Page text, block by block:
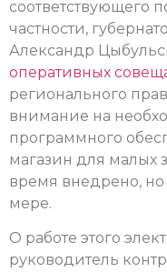
соответствующего
частности,
Александр
оперативных
регионального
внимание на
программного
магазин для малых
время внедрено,
мере.
О работе этого
руководитель